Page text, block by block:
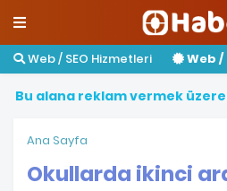
Web / SEO Hizmetleri Web /
Bu alana reklamvermek üzere
Ana Sayfa
Okullarda ikinci